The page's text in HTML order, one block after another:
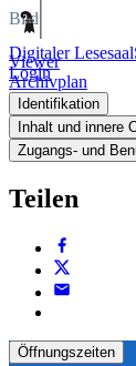
Digitaler Lesesaal
Login
Bild
Viewer
Archivplan
Identifikation
Inhalt und innere
Zugangs- und
Teilen
Öffnungszeiten